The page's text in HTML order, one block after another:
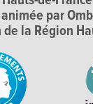
par
la Région